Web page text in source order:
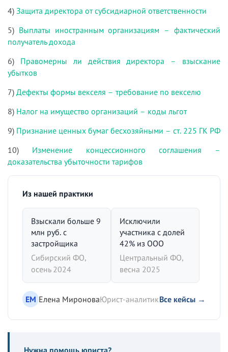
4) Защита директора от субсидиарной ответственности
5) Выплаты иностранным организациям – фактический
получатель дохода
6) Правомерны ли действия директора – взыскание
убытков
7) Дефекты формы векселя – требование по векселю
8) Налог на имущество организаций – коды льгот
9) Признание ценных бумаг бесхозяйными – ст. 225 ГК РФ
10) Изменение концессионного соглашения –
доказательства убыточности тарифов
Из нашей практики
Взыскали больше 9
млн руб. с
застройщика
Сибирский ФО,
осень 2024
Исключили
участника с долей
42% из ООО
Центральный ФО,
весна 2025
ЕМ Елена МироноваЮрист-аналитикВсе кейсы →